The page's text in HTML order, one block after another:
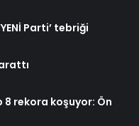
Parti’ tebriği
8 rekora koşuyor: Ön